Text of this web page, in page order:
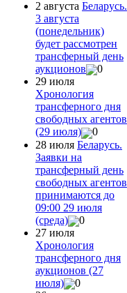
2 августа Беларусь.
3 августа
(понедельник)
будет рассмотрен
трансферный день
аукционов
0
29 июля
Хронология
трансферного дня
свободных агентов
(29 июля)
0
28 июля Беларусь.
Заявки на
трансферный день
свободных агентов
принимаются до
09:00 29 июля
(среда)
0
27 июля
Хронология
трансферного дня
аукционов (27
июля)
0